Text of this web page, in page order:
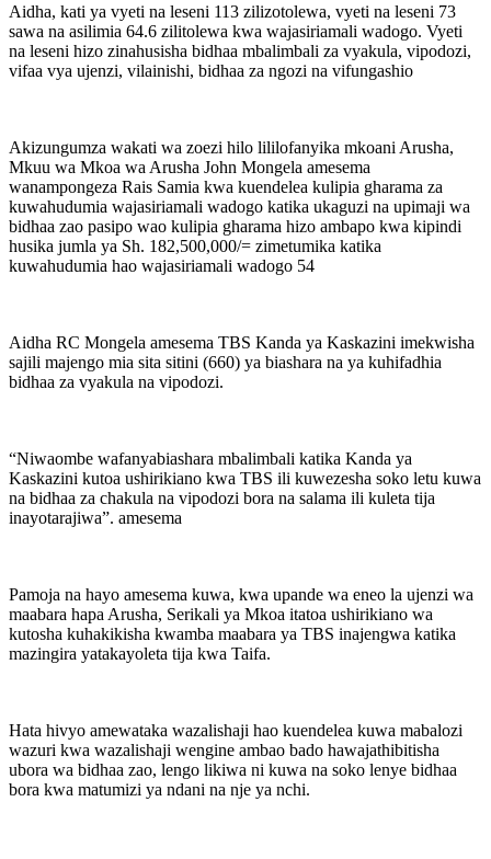
Aidha, kati ya vyeti na leseni 113 zilizotolewa, vyeti na leseni 73
sawa na asilimia 64.6 zilitolewa kwa wajasiriamali wadogo. Vyeti
na leseni hizo zinahusisha bidhaa mbalimbali za vyakula, vipodozi,
vifaa vya ujenzi, vilainishi, bidhaa za ngozi na vifungashio
Akizungumza wakati wa zoezi hilo lililofanyika mkoani Arusha,
Mkuu wa Mkoa wa Arusha John Mongela amesema
wanampongeza Rais Samia kwa kuendelea kulipia gharama za
kuwahudumia wajasiriamali wadogo katika ukaguzi na upimaji wa
bidhaa zao pasipo wao kulipia gharama hizo ambapo kwa kipindi
husika jumla ya Sh. 182,500,000/= zimetumika katika
kuwahudumia hao wajasiriamali wadogo 54
Aidha RC Mongela amesema TBS Kanda ya Kaskazini imekwisha
sajili majengo mia sita sitini (660) ya biashara na ya kuhifadhia
bidhaa za vyakula na vipodozi.
“Niwaombe wafanyabiashara mbalimbali katika Kanda ya
Kaskazini kutoa ushirikiano kwa TBS ili kuwezesha soko letu kuwa
na bidhaa za chakula na vipodozi bora na salama ili kuleta tija
inayotarajiwa”. amesema
Pamoja na hayo amesema kuwa, kwa upande wa eneo la ujenzi wa
maabara hapa Arusha, Serikali ya Mkoa itatoa ushirikiano wa
kutosha kuhakikisha kwamba maabara ya TBS inajengwa katika
mazingira yatakayoleta tija kwa Taifa.
Hata hivyo amewataka wazalishaji hao kuendelea kuwa mabalozi
wazuri kwa wazalishaji wengine ambao bado hawajathibitisha
ubora wa bidhaa zao, lengo likiwa ni kuwa na soko lenye bidhaa
bora kwa matumizi ya ndani na nje ya nchi.